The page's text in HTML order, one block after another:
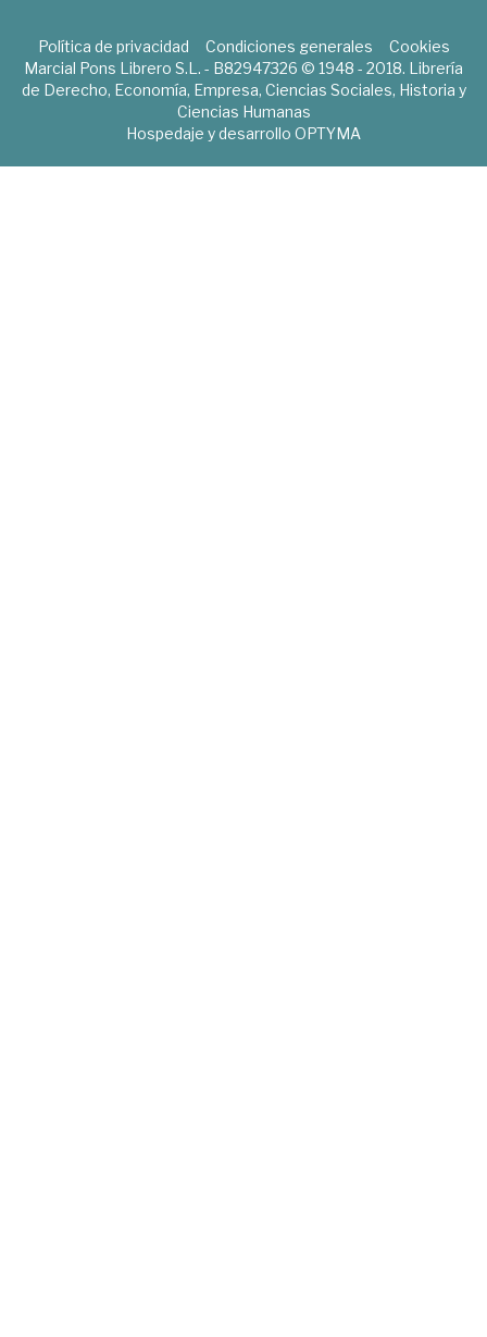
Política de privacidad Condiciones generales
Cookies
Marcial Pons Librero S.L. - B82947326 © 1948 - 2018. Librería
de Derecho, Economía, Empresa, Ciencias Sociales, Historia y
Ciencias Humanas
Hospedaje y desarrollo OPTYMA